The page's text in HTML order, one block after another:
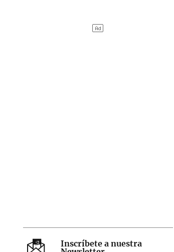
Inscríbete a nuestra